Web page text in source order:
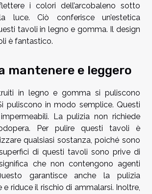
i colori dell’arcobaleno sotto
luce. Ciò conferisce un’estetica
tavoli in legno e gomma. Il design
è fantastico.
mantenere e leggero
in legno e gomma si puliscono
puliscono in modo semplice. Questi
La pulizia non richiede
Per pulire questi tavoli è
qualsiasi sostanza, poiché sono
di questi tavoli sono prive di
che non contengono agenti
garantisce anche la pulizia
e riduce il rischio di ammalarsi. Inoltre,